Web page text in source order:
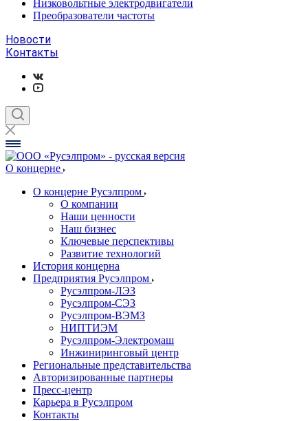
Низковольтные электродвигатели
Преобразователи частоты
Новости
Контакты
О концерне
О концерне Русэлпром
О компании
Наши ценности
Наш бизнес
Ключевые перспективы
Развитие технологий
История концерна
Предприятия Русэлпром
Русэлпром-ЛЭЗ
Русэлпром-СЭЗ
Русэлпром-ВЭМЗ
НИПТИЭМ
Русэлпром-Электромаш
Инжиниринговый центр
Региональные представительства
Авторизированные партнеры
Пресс-центр
Карьера в Русэлпром
Контакты